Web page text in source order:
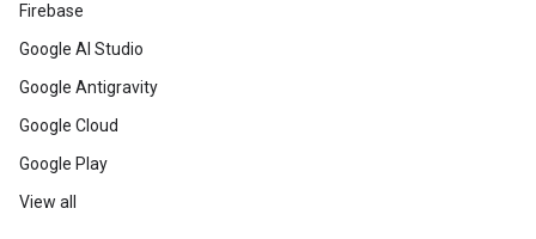
Firebase
Google AI Studio
Google Antigravity
Google Cloud
Google Play
View all